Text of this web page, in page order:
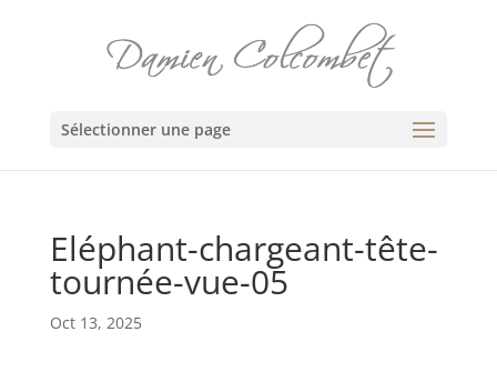
Sélectionner une page
Eléphant-chargeant-tête-
tournée-vue-05
Oct 13, 2025